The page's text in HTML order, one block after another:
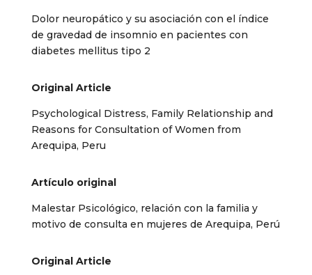
Dolor neuropático y su asociación con el índice
de gravedad de insomnio en pacientes con
diabetes mellitus tipo 2
Original Article
Psychological Distress, Family Relationship and
Reasons for Consultation of Women from
Arequipa, Peru
Artículo original
Malestar Psicológico, relación con la familia y
motivo de consulta en mujeres de Arequipa, Perú
Original Article